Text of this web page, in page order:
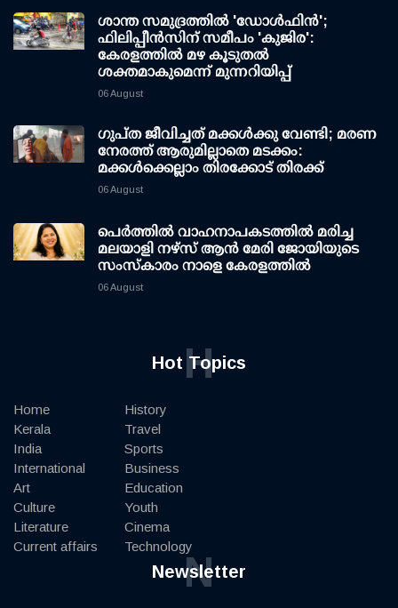
ശാന്ത സമുദ്രത്തില്‍ 'ഡോള്‍ഫിന്‍';
ഫിലിപ്പീന്‍സിന് സമീപം 'കുജിര':
കേരളത്തില്‍ മഴ കൂടുതല്‍
ശക്തമാകുമെന്ന് മുന്നറിയിപ്പ്
06 August
ഗുപ്ത ജീവിച്ചത് മക്കള്‍ക്കു വേണ്ടി; മരണ
നേരത്ത് ആരുമില്ലാതെ മടക്കം:
മക്കള്‍ക്കെല്ലാം തിരക്കോട് തിരക്ക്
06 August
പെർത്തിൽ വാഹനാപകടത്തിൽ മരിച്ച
മലയാളി നഴ്സ് ആൻ മേരി ജോയിയുടെ
സംസ്കാരം നാളെ കേരളത്തിൽ
06 August
Hot Topics
H
Home
Kerala
India
International
Art
Culture
Literature
Current affairs
History
Travel
Sports
Business
Education
Youth
Cinema
Technology
Newsletter
N